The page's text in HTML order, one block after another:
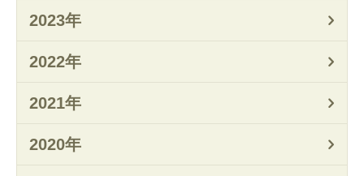
2023年
2022年
2021年
2020年